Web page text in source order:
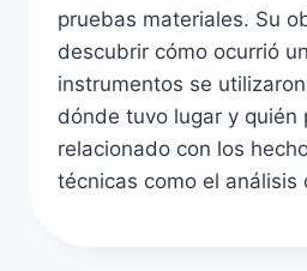
pruebas materiales. Su
descubrir cómo ocurrió
instrumentos se
dónde tuvo lugar y quién
relacionado con los
técnicas como el análisis